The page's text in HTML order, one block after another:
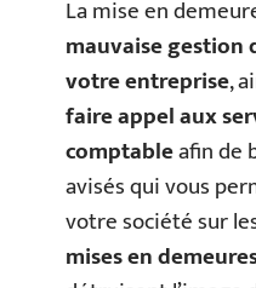
La mise en
mauvaise gestion
votre entreprise,
faire appel aux
comptableafin de
avisés qui vous
votre société sur
mises en